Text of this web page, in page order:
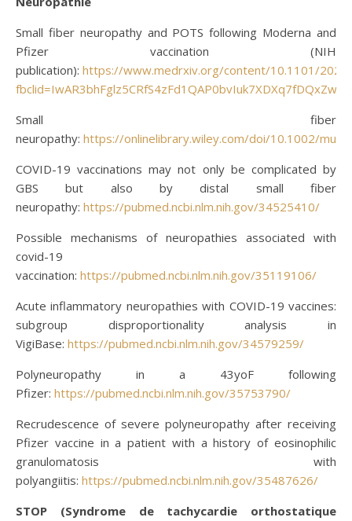
Small fiber neuropathy and POTS following Moderna and
Pfizer vaccination (NIH
publication): https://www.medrxiv.org/content/10.1101/
Small fiber
neuropathy: https://onlinelibrary.wiley.com/doi/10.1002/
COVID-19 vaccinations may not only be complicated by
GBS but also by distal small fiber
neuropathy: https://pubmed.ncbi.nlm.nih.gov/34525410/
Possible mechanisms of neuropathies associated with
covid-19
vaccination: https://pubmed.ncbi.nlm.nih.gov/35119106/
Acute inflammatory neuropathies with COVID-19 vaccines:
subgroup disproportionality analysis in
VigiBase: https://pubmed.ncbi.nlm.nih.gov/34579259/
Polyneuropathy in a 43yoF following
Pfizer: https://pubmed.ncbi.nlm.nih.gov/35753790/
Recrudescence of severe polyneuropathy after receiving
Pfizer vaccine in a patient with a history of eosinophilic
granulomatosis with
polyangiitis: https://pubmed.ncbi.nlm.nih.gov/35487626/
STOP (Syndrome de tachycardie orthostatique